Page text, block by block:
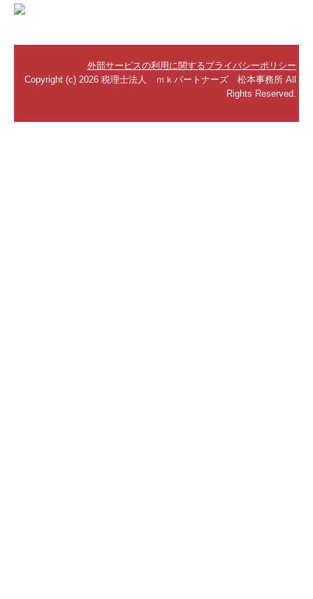
外部サービスの利用に関するプライバシーポリシー
Copyright (c) 2026 税理士法人 ｍｋパートナーズ 松本事務所 All
Rights Reserved.